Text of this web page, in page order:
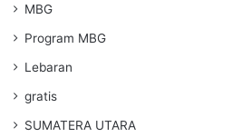
MBG
Program MBG
Lebaran
gratis
SUMATERA UTARA